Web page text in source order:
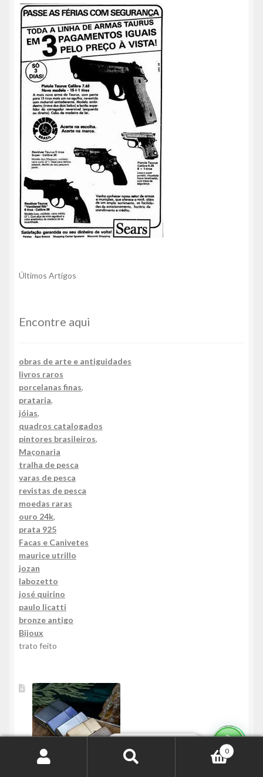
Últimos Artigos
Encontre aqui
obras de arte e antiguidades
livros raros
porcelanas finas,
prataria,
jóias,
quadros catalogados
pintores brasileiros,
Maçonaria
tralha de pesca
varas de pesca
revistas de pesca
moedas raras
ouro 24k,
prata 925
Facas e Canivetes
maurice utrillo
jozan
labozetto
josé quirino
paulo licatti
bronze antigo
Bijoux
trato feito
Pesquisar
Pesquisar
0